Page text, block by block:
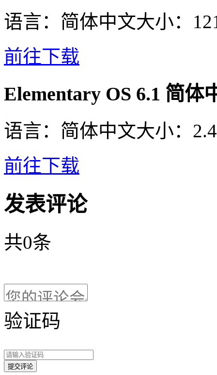
语言： 简体中文大小：
前往下载
Elementary OS 6.1 简体
语言： 简体中文大小：
前往下载
发表评论
共0条
验证码